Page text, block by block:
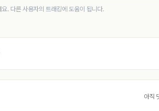
아직